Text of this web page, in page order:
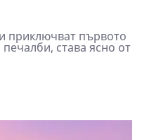
приключват първото
става ясно от